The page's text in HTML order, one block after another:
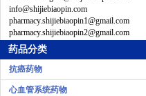
info@shijiebiaopin.com
pharmacy.shijiebiaopin1@gmail.com
pharmacy.shijiebiaopin2@gmail.com
药品分类
抗癌药物
心血管系统药物